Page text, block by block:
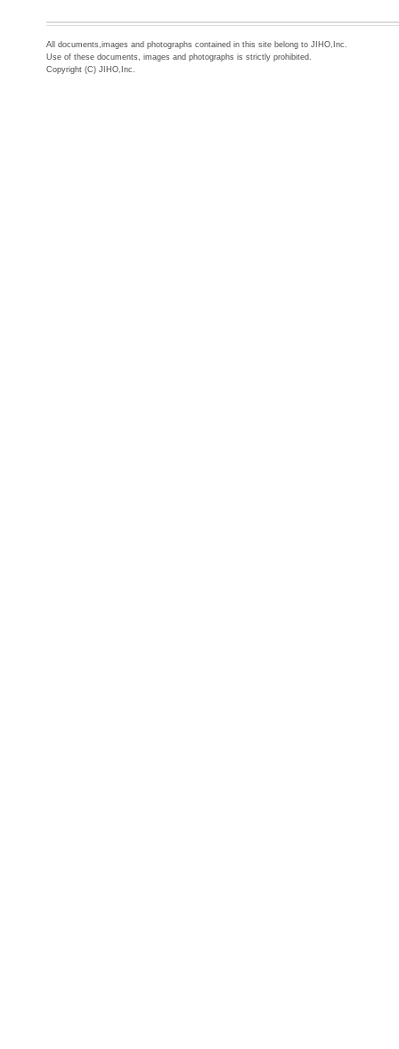
All documents,images and photographs contained in this site belong to JIHO,Inc.
Use of these documents, images and photographs is strictly prohibited.
Copyright (C) JIHO,Inc.